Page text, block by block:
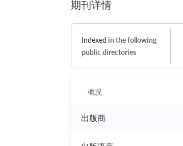
期刊详情
Indexed in the following
public directories
概况
出版商